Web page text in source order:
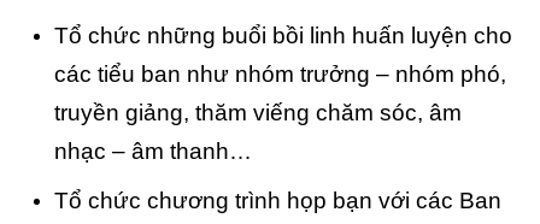
Tổ chức những buổi bồi linh huấn luyện cho
các tiểu ban như nhóm trưởng – nhóm phó,
truyền giảng, thăm viếng chăm sóc, âm
nhạc – âm thanh…
Tổ chức chương trình họp bạn với các Ban